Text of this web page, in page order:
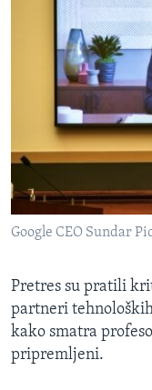
Google CEO Sundar
Pretres su pratili
partneri
kako smatra
pripremljeni.